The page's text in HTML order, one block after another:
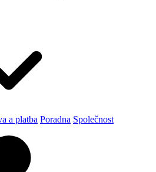
a platba Poradna Společnost